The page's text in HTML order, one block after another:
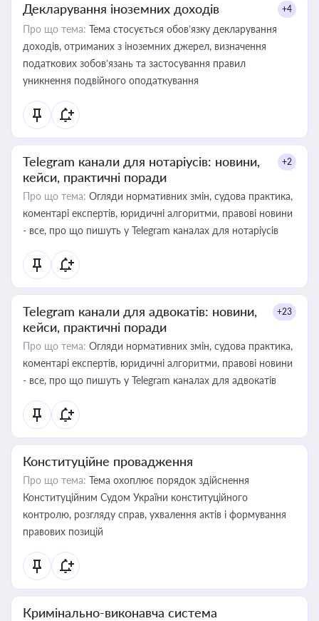
Декларування іноземних доходів +4
Про що тема: Тема стосується обов’язку декларування
доходів, отриманих з іноземних джерел, визначення
податкових зобов’язань та застосування правил
уникнення подвійного оподаткування
Telegram канали для нотаріусів: новини,
кейси, практичні поради
+2
Про що тема: Огляди нормативних змін, судова практика,
коментарі експертів, юридичні алгоритми, правові новини
- все, про що пишуть у Telegram каналах для нотаріусів
Telegram канали для адвокатів: новини,
кейси, практичні поради
+23
Про що тема: Огляди нормативних змін, судова практика,
коментарі експертів, юридичні алгоритми, правові новини
- все, про що пишуть у Telegram каналах для адвокатів
Конституційне провадження
Про що тема: Тема охоплює порядок здійснення
Конституційним Судом України конституційного
контролю, розгляду справ, ухвалення актів і формування
правових позицій
Кримінально-виконавча система